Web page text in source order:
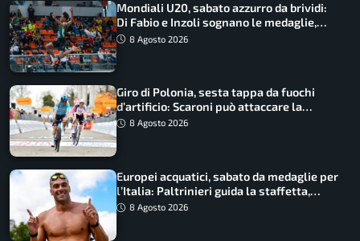
Mondiali U20, sabato azzurro da brividi:
Di Fabio e Inzoli sognano le medaglie,
Castellani e Succo in finale
8 Agosto 2026
Giro di Polonia, sesta tappa da fuochi
d’artificio: Scaroni può attaccare la
maglia di Lemmen
8 Agosto 2026
Europei acquatici, sabato da medaglie per
l’Italia: Paltrinieri guida la staffetta,
Barnabà sogna l’oro dalle grandi altezze
8 Agosto 2026